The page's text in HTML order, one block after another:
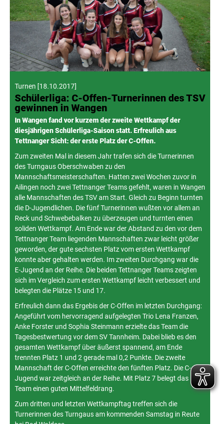
Turnen [18.10.2017]
Schülerliga: C-Offen-Turnerinnen des TSV
gewinnen in Wangen
In Wangen fand vor kurzem der zweite Wettkampf der
diesjährigen Schülerliga-Saison statt. Erfreulich aus
Tettnanger Sicht: der erste Platz der C-Offen.
Zum zweiten Mal in diesem Jahr trafen sich die Turnerinnen
des Turngaus Oberschwaben zu den
Mannschaftsmeisterschaften. Hatten zwei Wochen zuvor in
Ailingen noch zwei Tettnanger Teams gefehlt, waren in Wangen
alle Mannschaften des TSV am Start. Gleich zu Beginn turnten
die D-Jugendlichen. Die fünf Turnerinnen wußten vor allem an
Reck und Schwebebalken zu überzeugen und turnten einen
soliden Wettkampf. Am Ende war der Abstand zu den vor dem
Tettnanger Team liegenden Mannschaften zwar leicht größer
geworden, der gute sechsten Platz vom ersten Wettkampf
konnte aber gehalten werden. Im zweiten Durchgang war die
E-Jugend an der Reihe. Die beiden Tettnanger Teams zeigten
sich im Vergleich zum ersten Wettkampf leicht verbessert und
belegten die Plätze 15 und 17.
Erfreulich dann das Ergebis der C-Offen im letzten Durchgang:
Angeführt vom hervorragend aufgelegten Trio Lena Franzen,
Anke Forster und Sophia Steinmann erzielte das Team die
Tagesbestwertung vor dem SV Tannheim. Dabei blieb es den
gesamten Wettkampf über äußerst spannend, am Ende
trennten Platz 1 und 2 gerade mal 0,2 Punkte. Die zweite
Mannschaft der C-Offen erreichte den fünften Platz. Die C-
Jugend war zeitgleich an der Reihe. Mit Platz 7 belegt das
Team einen guten Mittelfeldrang.
Zum dritten und letzten Wettkampftag treffen sich die
Turnerinnen des Turngaus am kommenden Samstag in Reute